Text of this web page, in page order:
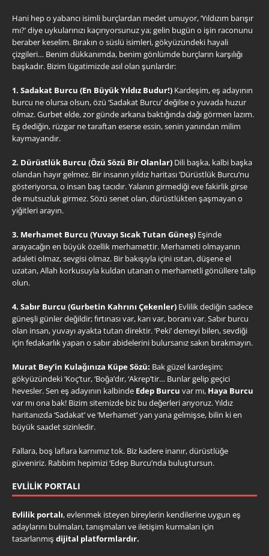
Hani hep o yabancı isimli burçlardan medet umuyor, ‘Yıldızım barışır
mı?’ diye uykularınızı kaçırıyorsunuz ya; gelin bugün o işin raconunu
beraber keselim. Bırakın o süslü isimleri, gökyüzündeki hayali
çizgileri… Benim dükkanımda, benim gönlümde burçların karşılığı
başkadır. Bizim lügatimizde asıl olan şunlardır:
1. Sadakat Burcu (En Büyük Yıldız Budur!) Kardeşim, eş adayının
burcu ne olursa olsun, özü ‘Sadakat Burcu’ değilse o yuvada huzur
olmaz. Gurbet elde, zor günde arkana baktığında dağı görmen lazım.
Eş dediğin, rüzgar ne taraftan eserse essin, senin yanından milim
kaymayandır.
2. Dürüstlük Burcu (Özü Sözü Bir Olanlar) Dili başka, kalbi başka
olandan hayır gelmez. Bir insanın yıldız haritası ‘Dürüstlük Burcu’nu
gösteriyorsa, o insan baş tacıdır. Yalanın girmediği eve fakirlik girse
de mutsuzluk girmez. Sözü senet olan, dürüstlükten şaşmayan o
yiğitleri arayın.
3. Merhamet Burcu (Yuvayı Sıcak Tutan Güneş) Eşinde
arayacağın en büyük özellik merhamettir. Merhameti olmayanın
adaleti olmaz, sevgisi olmaz. Bir bakışıyla içini ısıtan, düşene el
uzatan, Allah korkusuyla kuldan utanan o merhametli gönüllere talip
olun.
4. Sabır Burcu (Gurbetin Kahrını Çekenler) Evlilik dediğin sadece
güneşli günler değildir; fırtınası var, karı var, boranı var. Sabır burcu
olan insan, yuvayı ayakta tutan direktir. ‘Peki’ demeyi bilen, sevdiği
için fedakarlık yapan o sabır abidelerini bulursanız sakın bırakmayın.
Murat Bey’in Kulağınıza Küpe Sözü: Bak güzel kardeşim;
gökyüzündeki ‘Koç’tur, ‘Boğa’dır, ‘Akrep’tir… Bunlar gelip geçici
hevesler. Sen eş adayının kalbinde Edep Burcu var mı, Haya Burcu
var mı ona bak! Bizim sitemizde biz bu değerleri arıyoruz. Yıldız
haritanızda ‘Sadakat’ ve ‘Merhamet’ yan yana gelmişse, bilin ki en
büyük saadet sizinledir.
Fallara, boş laflara karnımız tok. Biz kadere inanır, dürüstlüğe
güveniriz. Rabbim hepimizi ‘Edep Burcu’nda buluştursun.
EVLILIK PORTALI
Evlilik portalı, evlenmek isteyen bireylerin kendilerine uygun eş
adaylarını bulmaları, tanışmaları ve iletişim kurmaları için
tasarlanmış dijital platformlardır.